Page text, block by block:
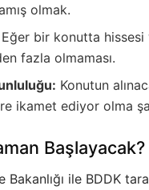
olmak.
Eğer bir konutta hissesi
fazla olmaması.
Konutun
ikamet ediyor olma
Başlayacak?
ile BDDK